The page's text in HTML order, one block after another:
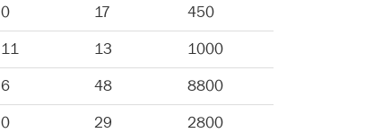
0 17
450
11 13
1000
6 48
8800
0 29 2800